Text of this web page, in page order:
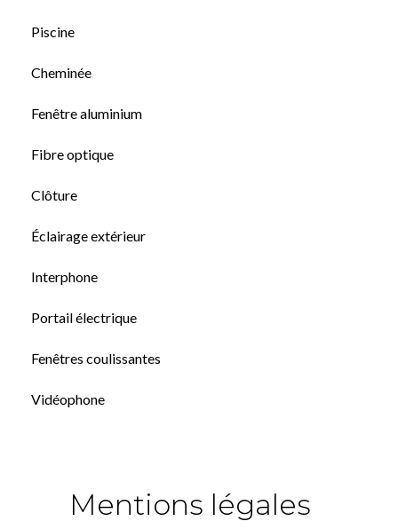
Piscine
Cheminée
Fenêtre aluminium
Fibre optique
Clôture
Éclairage extérieur
Interphone
Portail électrique
Fenêtres coulissantes
Vidéophone
Mentions légales